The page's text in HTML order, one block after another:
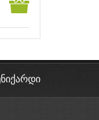
კალათაში